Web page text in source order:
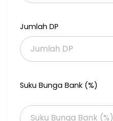
Jumlah DP
Suku Bunga Bank (%)